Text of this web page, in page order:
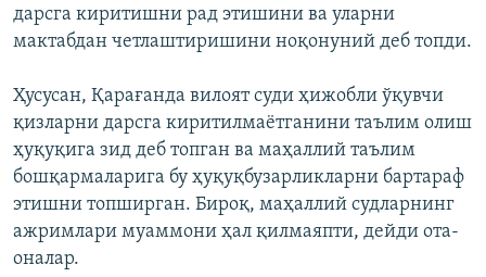
дарсга киритишни рад этишини ва уларни
мактабдан четлаштиришини ноқонуний деб топди.
Ҳусусан, Қарағанда вилоят суди ҳижобли ўқувчи
қизларни дарсга киритилмаётганини таълим олиш
ҳуқуқига зид деб топган ва маҳаллий таълим
бошқармаларига бу ҳуқуқбузарликларни бартараф
этишни топширган. Бироқ, маҳаллий судларнинг
ажримлари муаммони ҳал қилмаяпти, дейди ота-
оналар.